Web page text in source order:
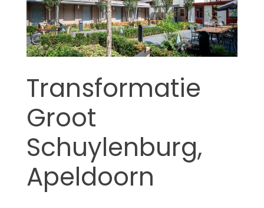
Transformatie
Groot
Schuylenburg,
Apeldoorn